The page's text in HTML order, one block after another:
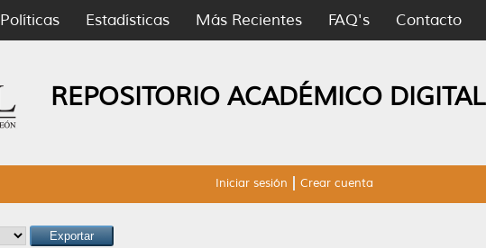
Políticas Estadísticas Más Recientes FAQ's Contacto
REPOSITORIO ACADÉMICO DIGITAL
Iniciar sesión Crear cuenta